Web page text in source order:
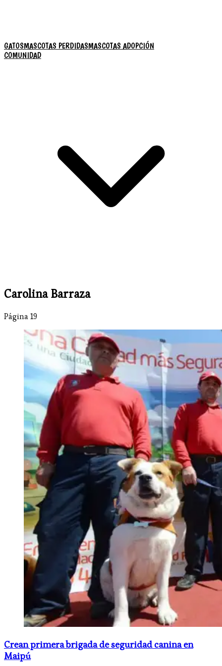
GATOSMASCOTAS PERDIDASMASCOTAS ADOPCIÓN
COMUNIDAD
Carolina Barraza
Página 19
Crean primera brigada de seguridad canina en
Maipú